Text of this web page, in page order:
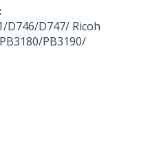
D746/D747/ Ricoh
PB3190/